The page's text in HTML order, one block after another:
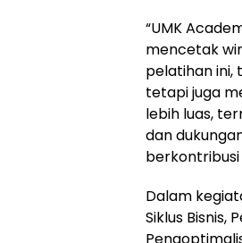
“UMK
mencetak
pelatihan ini,
tetapi juga
lebih luas,
dan
berkontribusi
Dalam
Siklus Bisnis,